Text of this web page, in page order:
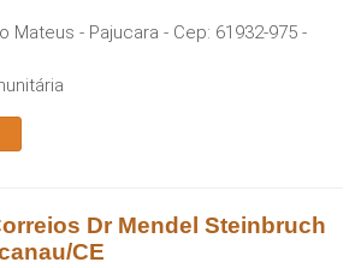
Mateus - Pajucara - Cep: 61932-975 -
Dr Mendel Steinbruch
CE